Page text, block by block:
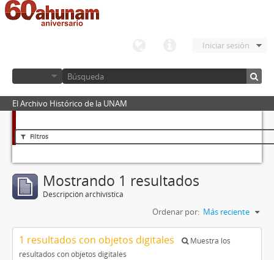
Iniciar sesión
El Archivo Histórico de la UNAM
Filtros
Mostrando 1 resultados
Descripción archivística
Ordenar por: Más reciente
1 resultados con objetos digitales
Muestra los
resultados con objetos digitales